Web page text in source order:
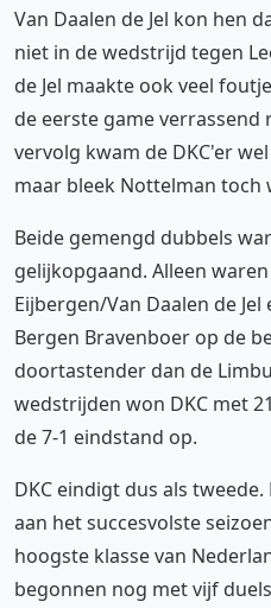
Van Daalen de Jel kon hen
niet in de wedstrijd tegen
de Jel maakte ook veel
de eerste game verrassend
vervolg kwam de DKC'er
maar bleek Nottelman toch
Beide gemengd dubbels
gelijkopgaand. Alleen
Eijbergen/Van Daalen de
Bergen Bravenboer op de
doortastender dan de
wedstrijden won DKC met
de 7-1 eindstand op.
DKC eindigt dus als
aan het succesvolste
hoogste klasse van
begonnen nog met vijf